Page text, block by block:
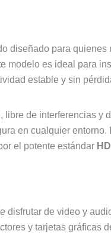
diseñado para
es ideal para
estable y sin
libre de interferencias y
en cualquier
el potente estándar
disfrutar de video y
y tarjetas gráficas